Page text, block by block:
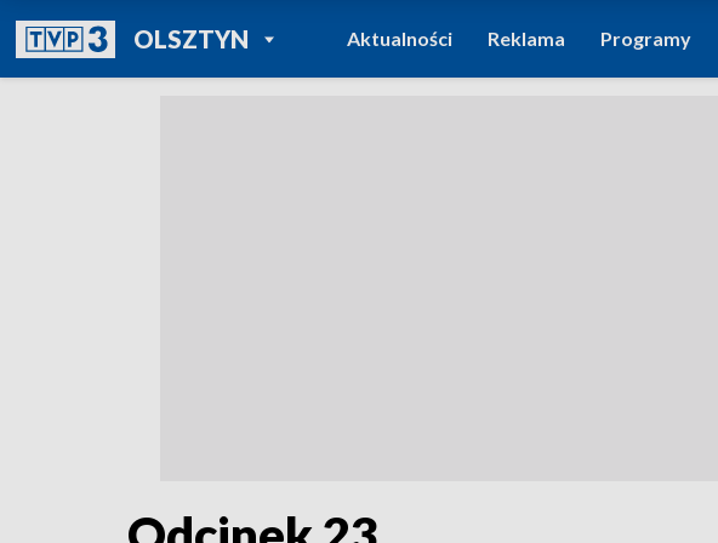
OLSZTYNPOWRÓT DO
TVP REGIONY
Aktualności Reklama Programy